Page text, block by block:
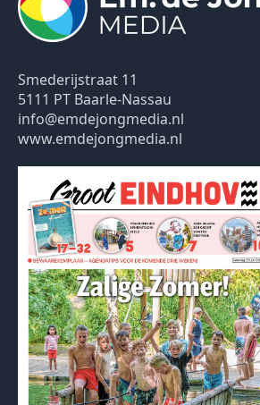
Smederijstraat 11
5111 PT Baarle-Nassau
info@emdejongmedia.nl
www.emdejongmedia.nl